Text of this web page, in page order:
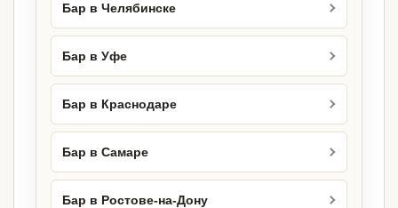
Бар в Челябинске
Бар в Уфе
Бар в Краснодаре
Бар в Самаре
Бар в Ростове-на-Дону